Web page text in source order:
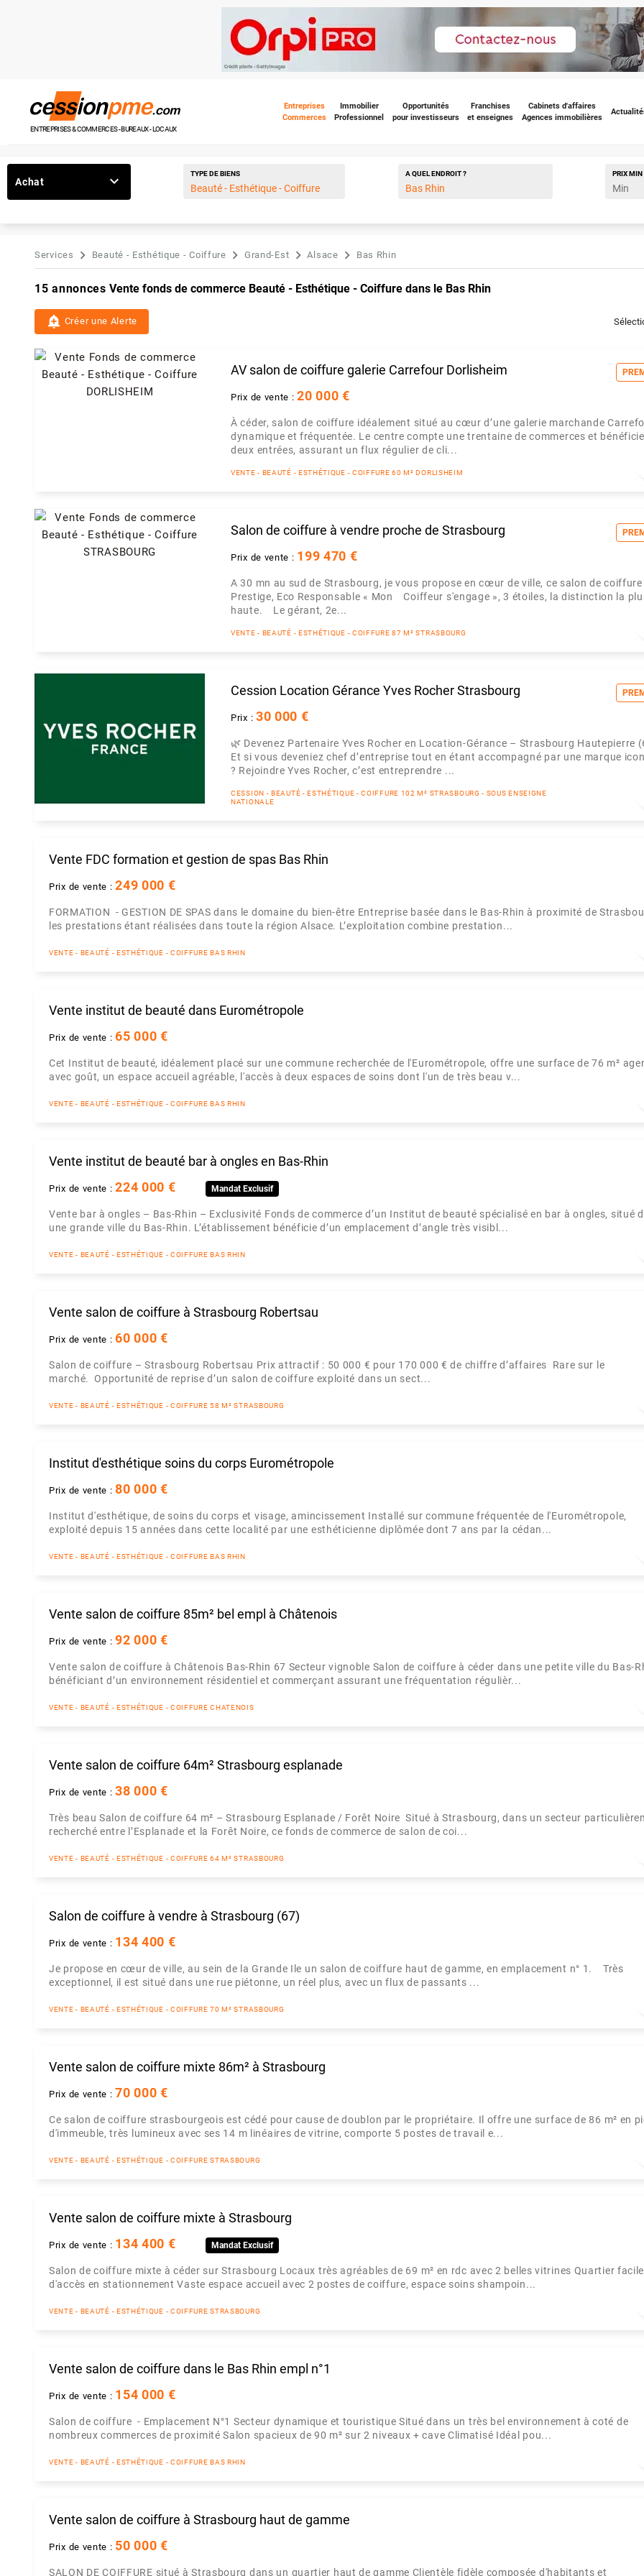
ENTREPRISES & COMMERCES - BUREAUX - LOCAUX
Entreprises
Commerces
Immobilier
Professionnel
Opportunités
pour investisseurs
Franchises
et enseignes
Cabinets d'affaires
Agences immobilières
Achat
TYPE DE BIENS A QUEL ENDROIT ? PRIXMIN
Services Beauté - Esthétique - Coiffure Grand-Est Alsace Bas Rhin
15 annoncesVente fonds de commerce Beauté - Esthétique - Coiffure dans le Bas Rhin
add_alert Créer une Alerte
AV salon de coiffure galerie Carrefour Dorlisheim
Prix de vente :20 000 €
À céder, salon de coiffure idéalement situé au cœur d’une galerie marchande
dynamique et fréquentée. Le centre compte une trentaine de commerces et
deux entrées, assurant un flux régulier de cli...
VENTE - BEAUTÉ - ESTHÉTIQUE - COIFFURE 60 M² DORLISHEIM
Salon de coiffure à vendre proche de Strasbourg
Prix de vente : 199 470 €
A 30 mn au sud de Strasbourg, je vous propose en cœur de ville, ce salon de coiffure
Prestige, Eco Responsable « Mon Coiffeur s'engage », 3 étoiles, la distinction la
haute. Le gérant, 2e...
VENTE - BEAUTÉ - ESTHÉTIQUE - COIFFURE 87 M² STRASBOURG
Cession Location Gérance Yves Rocher Strasbourg
Prix : 30 000 €
🌿 Devenez Partenaire Yves Rocher en Location-Gérance – Strasbourg Hautepierre
Et si vous deveniez chef d’entreprise tout en étant accompagné par une marque
? Rejoindre Yves Rocher, c’est entreprendre ...
CESSION - BEAUTÉ - ESTHÉTIQUE - COIFFURE 102 M² STRASBOURG - SOUS ENSEIGNE
NATIONALE
Vente FDC formation et gestion de spas Bas Rhin
Prix de vente :249 000 €
FORMATION - GESTION DE SPAS dans le domaine du bien-être Entreprise basée dans le Bas-Rhin à proximité de
les prestations étant réalisées dans toute la région Alsace. L’exploitation combine prestation...
VENTE - BEAUTÉ - ESTHÉTIQUE - COIFFURE BAS RHIN
Vente institut de beauté dans Eurométropole
Prix de vente :65 000 €
Cet Institut de beauté, idéalement placé sur une commune recherchée de l'Eurométropole, offre une surface de 76 m²
avec goût, un espace accueil agréable, l'accès à deux espaces de soins dont l'un de très beau v...
VENTE - BEAUTÉ - ESTHÉTIQUE - COIFFURE BAS RHIN
Vente institut de beauté bar à ongles en Bas-Rhin
Prix de vente :224 000 € Mandat Exclusif
Vente bar à ongles – Bas-Rhin – Exclusivité Fonds de commerce d’un Institut de beauté spécialisé en bar à ongles, situé
une grande ville du Bas-Rhin. L’établissement bénéficie d’un emplacement d’angle très visibl...
VENTE - BEAUTÉ - ESTHÉTIQUE - COIFFURE BAS RHIN
Vente salon de coiffure à Strasbourg Robertsau
Prix de vente :60 000 €
Salon de coiffure – Strasbourg Robertsau Prix attractif : 50 000 € pour 170 000 € de chiffre d’affaires Rare sur le
marché. Opportunité de reprise d’un salon de coiffure exploité dans un sect...
VENTE - BEAUTÉ - ESTHÉTIQUE - COIFFURE 58 M² STRASBOURG
Institut d'esthétique soins du corps Eurométropole
Prix de vente :80 000 €
Institut d'esthétique, de soins du corps et visage, amincissement Installé sur commune fréquentée de l'Eurométropole,
exploité depuis 15 années dans cette localité par une esthéticienne diplômée dont 7 ans par la cédan...
VENTE - BEAUTÉ - ESTHÉTIQUE - COIFFURE BAS RHIN
Vente salon de coiffure 85m² bel empl à Châtenois
Prix de vente :92 000 €
Vente salon de coiffure à Châtenois Bas-Rhin 67 Secteur vignoble Salon de coiffure à céder dans une petite ville du Bas-
bénéficiant d’un environnement résidentiel et commerçant assurant une fréquentation régulièr...
VENTE - BEAUTÉ - ESTHÉTIQUE - COIFFURE CHATENOIS
Vente salon de coiffure 64m² Strasbourg esplanade
Prix de vente :38 000 €
Très beau Salon de coiffure 64 m² – Strasbourg Esplanade / Forêt Noire Situé à Strasbourg, dans un secteur
recherché entre l’Esplanade et la Forêt Noire, ce fonds de commerce de salon de coi...
VENTE - BEAUTÉ - ESTHÉTIQUE - COIFFURE 64 M² STRASBOURG
Salon de coiffure à vendre à Strasbourg (67)
Prix de vente : 134 400 €
Je propose en cœur de ville, au sein de la Grande Ile un salon de coiffure haut de gamme, en emplacement n° 1. Très
exceptionnel, il est situé dans une rue piétonne, un réel plus, avec un flux de passants ...
VENTE - BEAUTÉ - ESTHÉTIQUE - COIFFURE 70 M² STRASBOURG
Vente salon de coiffure mixte 86m² à Strasbourg
Prix de vente : 70 000 €
Ce salon de coiffure strasbourgeois est cédé pour cause de doublon par le propriétaire. Il offre une surface de 86 m² en
d'immeuble, très lumineux avec ses 14 m linéaires de vitrine, comporte 5 postes de travail e...
VENTE - BEAUTÉ - ESTHÉTIQUE - COIFFURE STRASBOURG
Vente salon de coiffure mixte à Strasbourg
Prix de vente : 134 400 € Mandat Exclusif
Salon de coiffure mixte à céder sur Strasbourg Locaux très agréables de 69 m² en rdc avec 2 belles vitrines Quartier facile
d'accès en stationnement Vaste espace accueil avec 2 postes de coiffure, espace soins shampoin...
VENTE - BEAUTÉ - ESTHÉTIQUE - COIFFURE STRASBOURG
Vente salon de coiffure dans le Bas Rhin empl n°1
Prix de vente : 154 000 €
Salon de coiffure - Emplacement N°1 Secteur dynamique et touristique Situé dans un très bel environnement à coté de
nombreux commerces de proximité Salon spacieux de 90 m² sur 2 niveaux + cave Climatisé Idéal pou...
VENTE - BEAUTÉ - ESTHÉTIQUE - COIFFURE BAS RHIN
Vente salon de coiffure à Strasbourg haut de gamme
Prix de vente : 50 000 €
SALON DE COIFFURE situé à Strasbourg dans un quartier haut de gamme Clientèle fidèle composée d'habitants et